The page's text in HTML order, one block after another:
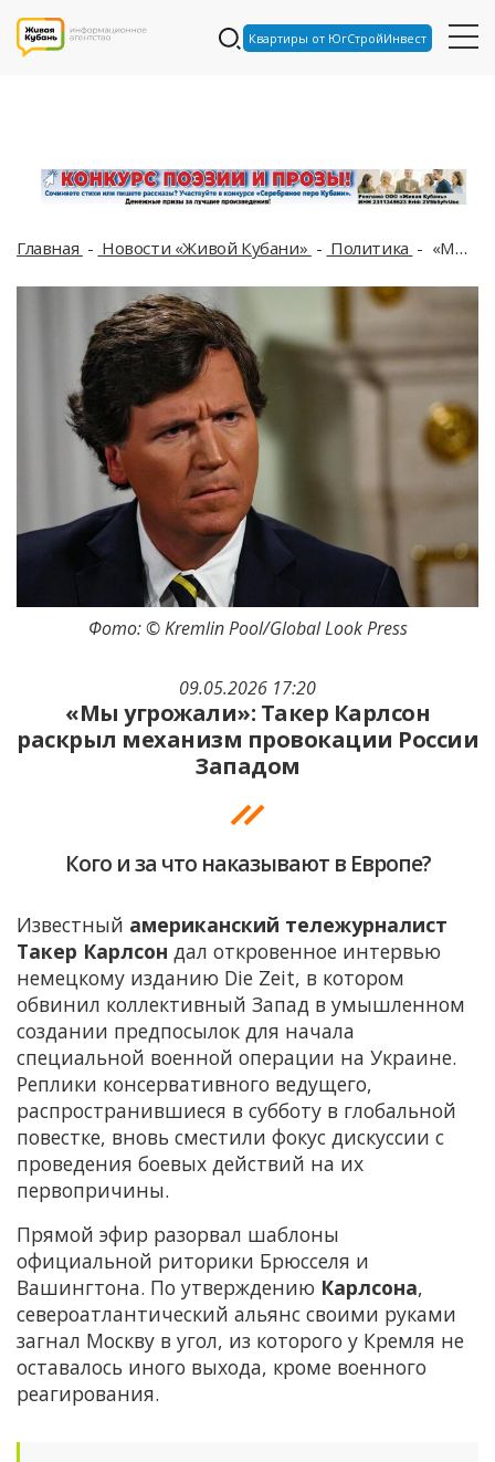
Квартиры от ЮгСтройИнвест
Главная Новости «Живой Кубани» Политика «Мы угрожали»: Такер Карлсон раскрыл механизм провокации России Западом
09.05.2026 17:20
«Мы угрожали»: Такер Карлсон
раскрыл механизм провокации России
Западом
Кого и за что наказывают в Европе?
Фото: © Kremlin Pool/Global Look Press
Известный американский тележурналист
Такер Карлсон дал откровенное интервью
немецкому изданию Die Zeit, в котором
обвинил коллективный Запад в умышленном
создании предпосылок для начала
специальной военной операции на Украине.
Реплики консервативного ведущего,
распространившиеся в субботу в глобальной
повестке, вновь сместили фокус дискуссии с
проведения боевых действий на их
первопричины.
Прямой эфир разорвал шаблоны
официальной риторики Брюсселя и
Вашингтона. По утверждению Карлсона,
североатлантический альянс своими руками
загнал Москву в угол, из которого у Кремля не
оставалось иного выхода, кроме военного
реагирования.